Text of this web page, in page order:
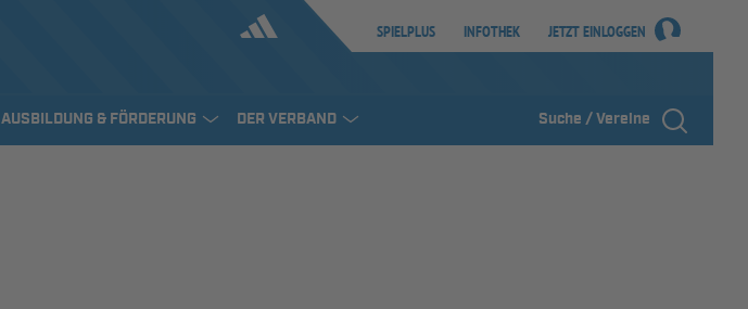
SPIELPLUS INFOTHEK JETZT EINLOGGEN
AUSBILDUNG & FÖRDERUNG DER VERBAND Suche / Vereine